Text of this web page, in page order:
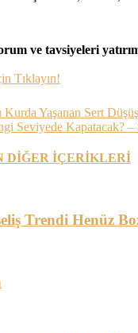
ve tavsiyeleri
Tıklayın!
Kurda Yaşanan Sert
Seviyede Kapatacak?
DİĞER İÇERİKLERİ
Trendi Henüz